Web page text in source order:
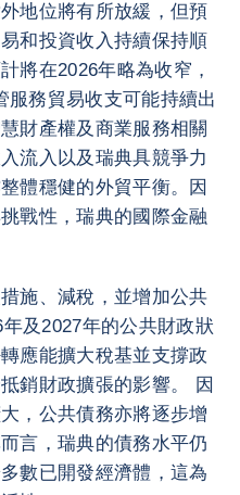
地位將有所放緩，但預
和投資收入持續保持順
將在2026年略為收窄，
服務貿易收支可能持續出
財產權及商業服務相關
流入以及瑞典具競爭力
體穩健的外貿平衡。因
戰性，瑞典的國際金融
施、減稅，並增加公共
及2027年的公共財政狀
應能擴大稅基並支撐政
銷財政擴張的影響。 因
，公共債務亦將逐步增
言，瑞典的債務水平仍
數已開發經濟體，這為